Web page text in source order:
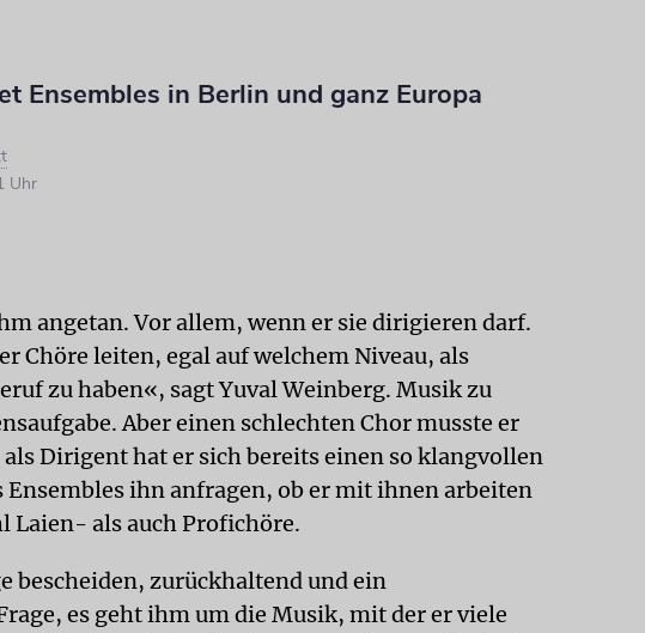
Ensembles in Berlin und ganz Europa
Uhr
angetan. Vor allem, wenn er sie dirigieren darf.
Chöre leiten, egal auf welchem Niveau, als
zu haben«, sagt Yuval Weinberg. Musik zu
Aber einen schlechten Chor musste er
Dirigent hat er sich bereits einen so klangvollen
Ensembles ihn anfragen, ob er mit ihnen arbeiten
Laien- als auch Profichöre.
bescheiden, zurückhaltend und ein
es geht ihm um die Musik, mit der er viele